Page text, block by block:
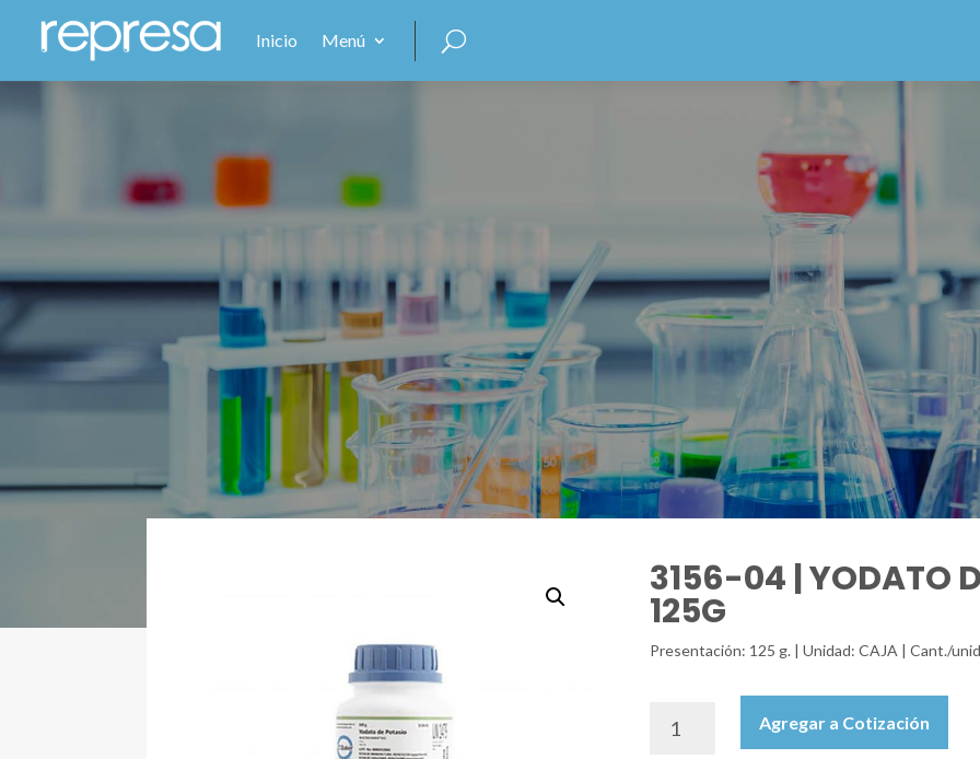
Inicio Menú
3156-04 | YODATO
125G
Presentación: 125 g. | Unidad: CAJA | Cant./
Agregar a Cotización